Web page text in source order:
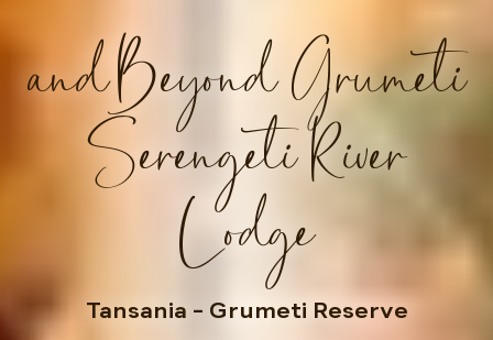
andBeyond Grumeti
Serengeti River
Lodge
Tansania – Grumeti Reserve